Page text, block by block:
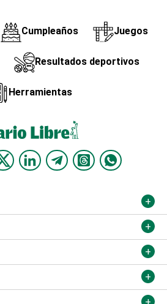
Cumpleaños Juegos
Resultados deportivos
Herramientas